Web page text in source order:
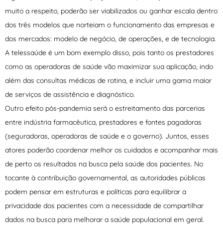
muito a respeito, poderão ser viabilizados ou ganhar escala dentro
dos três modelos que norteiam o funcionamento das empresas e
dos mercados: modelo de negócio, de operações, e de tecnologia.
A telessaúde é um bom exemplo disso, pois tanto os prestadores
como as operadoras de saúde vão maximizar sua aplicação, indo
além das consultas médicas de rotina, e incluir uma gama maior
de serviços de assistência e diagnóstico.
Outro efeito pós-pandemia será o estreitamento das parcerias
entre indústria farmacêutica, prestadores e fontes pagadoras
(seguradoras, operadoras de saúde e o governo). Juntos, esses
atores poderão coordenar melhor os cuidados e acompanhar mais
de perto os resultados na busca pela saúde dos pacientes. No
tocante à contribuição governamental, as autoridades públicas
podem pensar em estruturas e políticas para equilibrar a
privacidade dos pacientes com a necessidade de compartilhar
dados na busca para melhorar a saúde populacional em geral.